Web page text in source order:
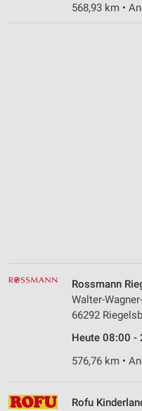
568,93 km •
Rossmann
Walter-
66292
Heute 08:00 -
576,76 km •
Rofu